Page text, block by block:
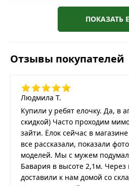
ПОКАЗАТЬ
Отзывы покупателей
Людмила Т.
Купили у ребят елочку. Да, в
скидкой) Часто проходим
зайти. Ёлок сейчас в
все рассказали, показали
моделей. Мы с мужем
Бавария в высоте 2,1м. Через
доставили к нам домой со